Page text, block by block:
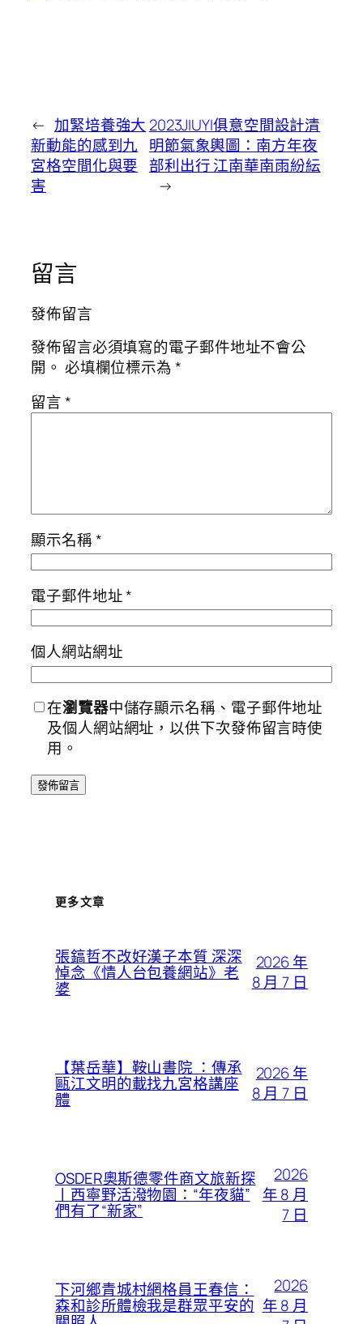
← 加緊培養強大
新動能的感到九
宮格空間化與要
害
2023JIUYI俱意空間設計清
明節氣象輿圖：南方年夜
部利出行 江南華南雨紛紜
→
留言
發佈留言
發佈留言必須填寫的電子郵件地址不會公
開。 必填欄位標示為*
留言*
顯示名稱*
電子郵件地址*
個人網站網址
在瀏覽器中儲存顯示名稱、電子郵件地址
及個人網站網址，以供下次發佈留言時使
用。
更多文章
張鎬哲不改好漢子本質 深深
悼念《情人台包養網站》老
婆
2026 年
8 月 7 日
【葉岳華】鞍山書院 ：傳承
甌江文明的載找九宮格講座
體
2026 年
8 月 7 日
OSDER奧斯德零件商文旅新探
丨西寧野活潑物園：“年夜貓”
們有了“新家”
2026
年 8 月
7 日
下河鄉青城村網格員王春信：
森和診所體檢我是群眾平安的
2026
年 8 月